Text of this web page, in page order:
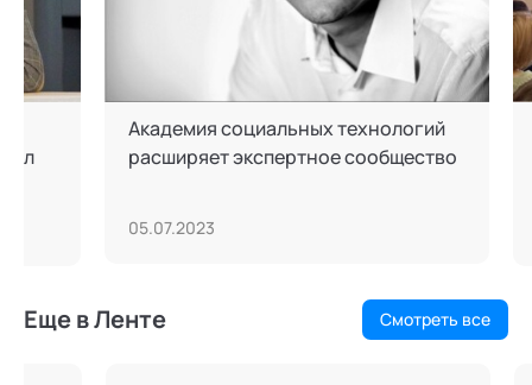
Академия социальных технологий
расширяет экспертное сообщество
05.07.2023
Еще в Ленте Смотреть все